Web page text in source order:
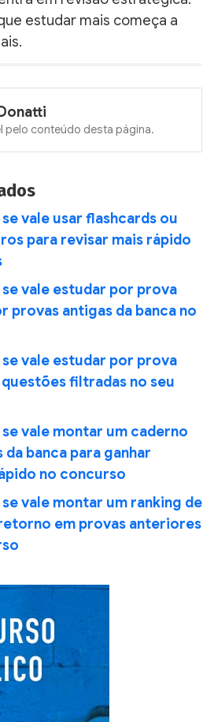
estudar mais começa a
pelo conteúdo desta página.
vale usar flashcards ou
para revisar mais rápido
vale estudar por prova
provas antigas da banca no
vale estudar por prova
filtradas no seu
vale montar um caderno
da banca para ganhar
no concurso
vale montar um ranking de
em provas anteriores